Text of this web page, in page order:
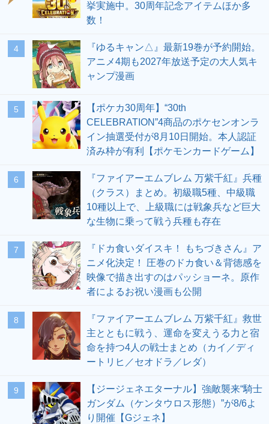
挙実施中。30周年記念アイテムほか多
数！
4
『ゆるキャン△』最新19巻が予約開始。
アニメ4期も2027年放送予定の大人気キ
ャンプ漫画
5
【ポケカ30周年】“30th
CELEBRATION”4商品のポケセンオンラ
イン抽選受付が8月10日開始。本人認証
済み枠が有利【ポケモンカードゲーム】
6
『ファイアーエムブレム 万紫千紅』兵種
（クラス）まとめ。初級職5種、中級職
10種以上で、上級職には戦象兵など巨大
な生物に乗って戦う兵種も存在
7
『ドカ食いダイスキ！ もちづきさん』ア
ニメ化決定！ 圧巻のドカ食い＆背徳感を
映像で描き出すのはパッショーネ。原作
者によるお祝い漫画も公開
8
『ファイアーエムブレム 万紫千紅』救世
主とともに戦う、運命を変えうる力と宿
命を持つ4人の戦士まとめ（カイ／ディ
ートリヒ／セオドラ／レダ）
9
【ジージェネエターナル】強敵襲来“騎士
ガンダム（ケンタウロス形態）”が8/6よ
り開催【Gジェネ】